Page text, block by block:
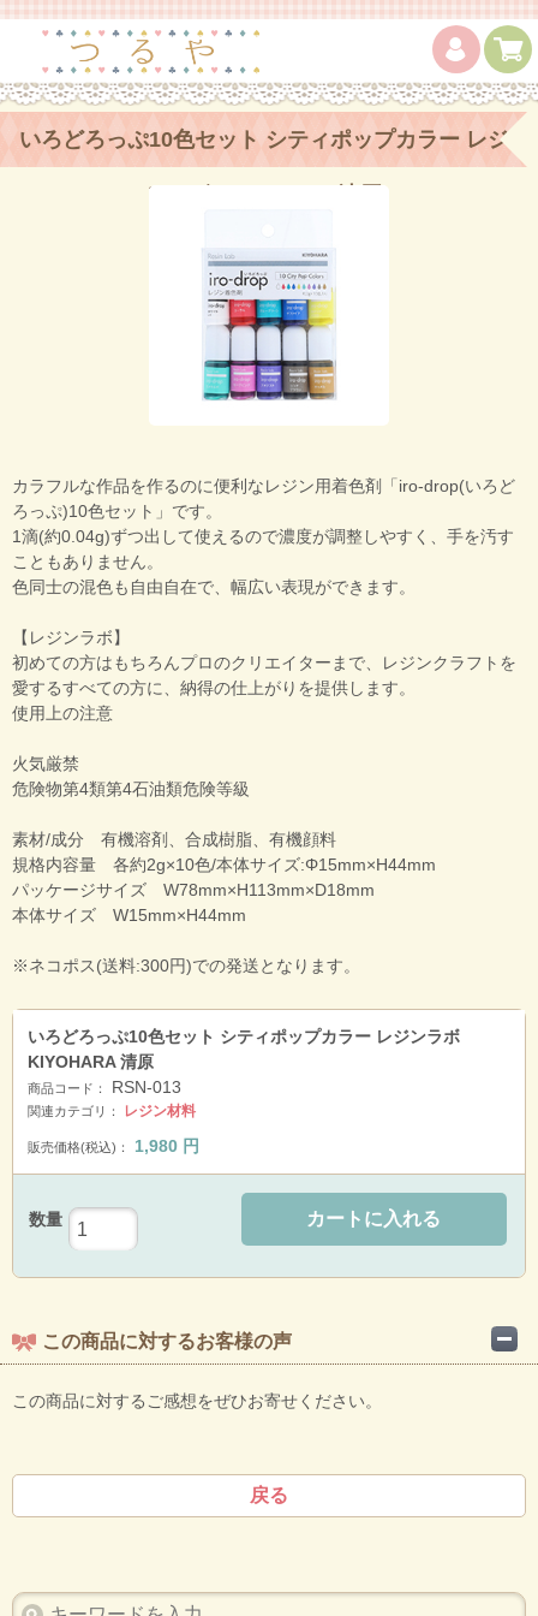
いろどろっぷ10色セット シティポップカラー レジ
ンラボ KIYOHARA 清原
カラフルな作品を作るのに便利なレジン用着色剤「iro-drop(いろど
ろっぷ)10色セット」です。
1滴(約0.04g)ずつ出して使えるので濃度が調整しやすく、手を汚す
こともありません。
色同士の混色も自由自在で、幅広い表現ができます。
【レジンラボ】
初めての方はもちろんプロのクリエイターまで、レジンクラフトを
愛するすべての方に、納得の仕上がりを提供します。
使用上の注意
火気厳禁
危険物第4類第4石油類危険等級
素材/成分 有機溶剤、合成樹脂、有機顔料
規格内容量 各約2g×10色/本体サイズ:Φ15mm×H44mm
パッケージサイズ W78mm×H113mm×D18mm
本体サイズ W15mm×H44mm
※ネコポス(送料:300円)での発送となります。
いろどろっぷ10色セット シティポップカラー レジンラボ
KIYOHARA 清原
商品コード： RSN-013
関連カテゴリ： レジン材料
販売価格(税込)： 1,980 円
数量 カートに入れる
この商品に対するお客様の声
この商品に対するご感想をぜひお寄せください。
戻る